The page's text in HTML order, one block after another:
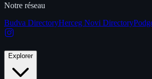
Notre réseau
Budva DirectoryHerceg Novi Directory
Explorer